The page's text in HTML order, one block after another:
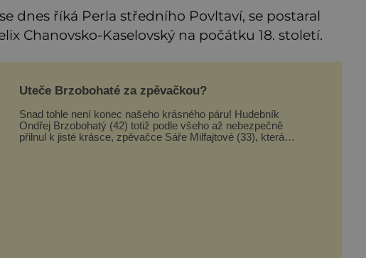
dnes říká Perla středního Povltaví, se postaral
Chanovsko-Kaselovský na počátku 18. století.
Uteče Brzobohaté za zpěvačkou?
Snad tohle není konec našeho krásného páru! Hudebník
Ondřej Brzobohatý (42) totiž podle všeho až nebezpečně
přilnul k jisté krásce, zpěvačce Sáře Milfajtové (33), která